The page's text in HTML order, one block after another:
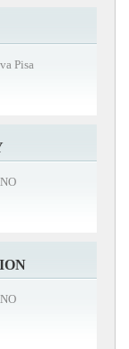
Pisa